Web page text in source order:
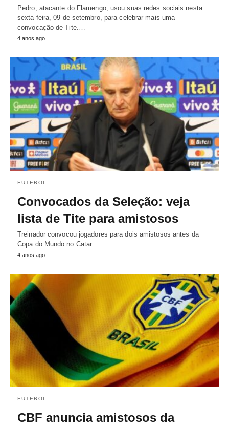
Pedro, atacante do Flamengo, usou suas redes sociais nesta
sexta-feira, 09 de setembro, para celebrar mais uma
convocação de Tite.…
4 anos ago
FUTEBOL
Convocados da Seleção: veja
lista de Tite para amistosos
Treinador convocou jogadores para dois amistosos antes da
Copa do Mundo no Catar.
4 anos ago
FUTEBOL
CBF anuncia amistosos da